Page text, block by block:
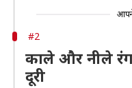
#2
काले और नीले
दूरी